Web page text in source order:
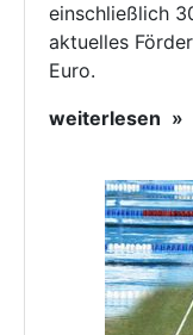
einschließlich
aktuelles
Euro.
weiterlesen